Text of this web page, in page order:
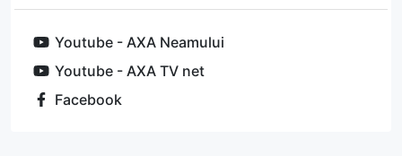
Youtube - AXA Neamului
Youtube - AXA TV net
Facebook